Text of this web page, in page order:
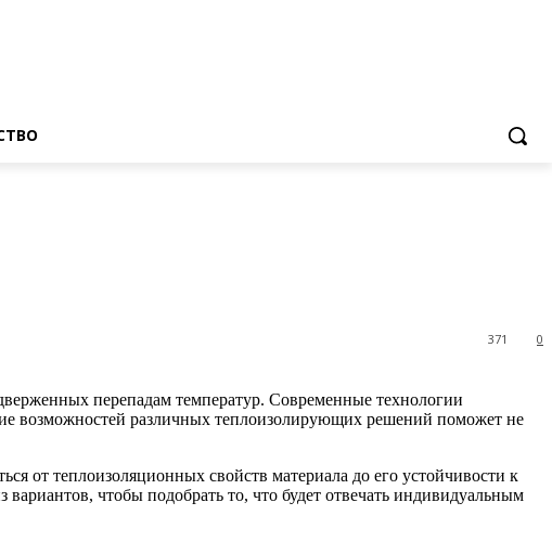
0
371
перепадам температур. Современные технологии
возможностей различных теплоизолирующих решений поможет не
от теплоизоляционных свойств материала до его устойчивости к
чтобы подобрать то, что будет отвечать индивидуальным